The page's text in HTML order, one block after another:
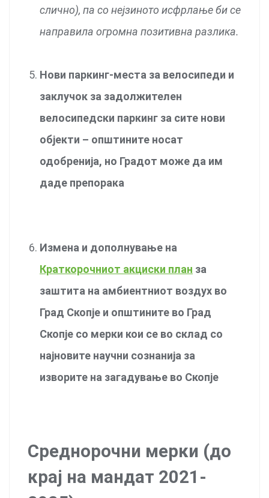
слично), па со нејзиното исфрлање би се
направила огромна позитивна разлика.
Нови паркинг-места за велосипеди и
заклучок за задолжителен
велосипедски паркинг за сите нови
објекти – општините носат
одобренија, но Градот може да им
даде препорака
Измена и дополнување на
Краткорочниот акциски план за
заштита на амбиентниот воздух во
Град Скопје и општините во Град
Скопје со мерки кои се во склад со
најновите научни сознанија за
изворите на загадување во Скопје
Среднорочни мерки (до
крај на мандат 2021-